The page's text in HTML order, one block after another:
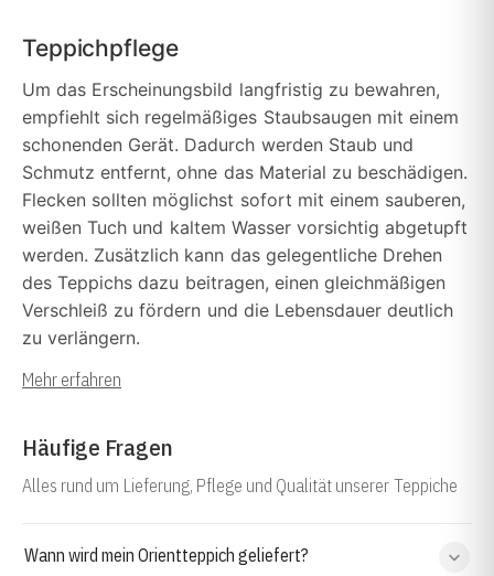
Teppichpflege
Um das Erscheinungsbild langfristig zu bewahren,
empfiehlt sich regelmäßiges Staubsaugen mit einem
schonenden Gerät. Dadurch werden Staub und
Schmutz entfernt, ohne das Material zu beschädigen.
Flecken sollten möglichst sofort mit einem sauberen,
weißen Tuch und kaltem Wasser vorsichtig abgetupft
werden. Zusätzlich kann das gelegentliche Drehen
des Teppichs dazu beitragen, einen gleichmäßigen
Verschleiß zu fördern und die Lebensdauer deutlich
zu verlängern.
Mehr erfahren
Häufige Fragen
Alles rund um Lieferung, Pflege und Qualität unserer Teppiche
Wann wird mein Orientteppich geliefert?